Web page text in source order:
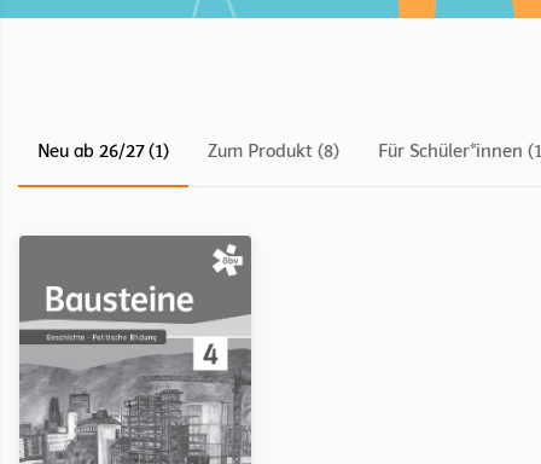
Neu ab 26/27 (1) Zum Produkt (8) Für Schüler*innen